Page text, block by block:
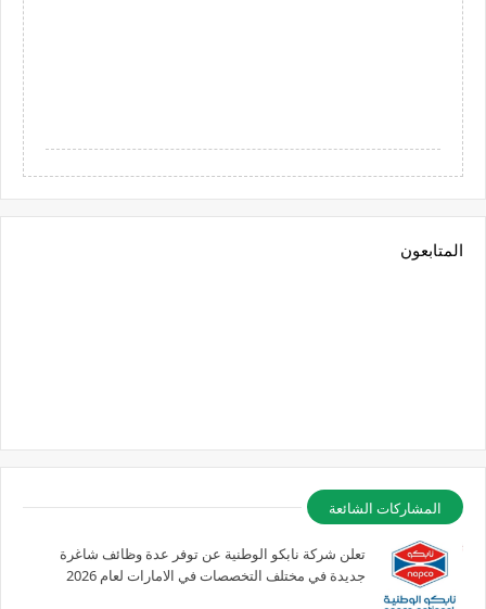
المتابعون
المشاركات الشائعة
تعلن شركة نابكو الوطنية عن توفر عدة وظائف شاغرة
جديدة في مختلف التخصصات في الامارات لعام 2026